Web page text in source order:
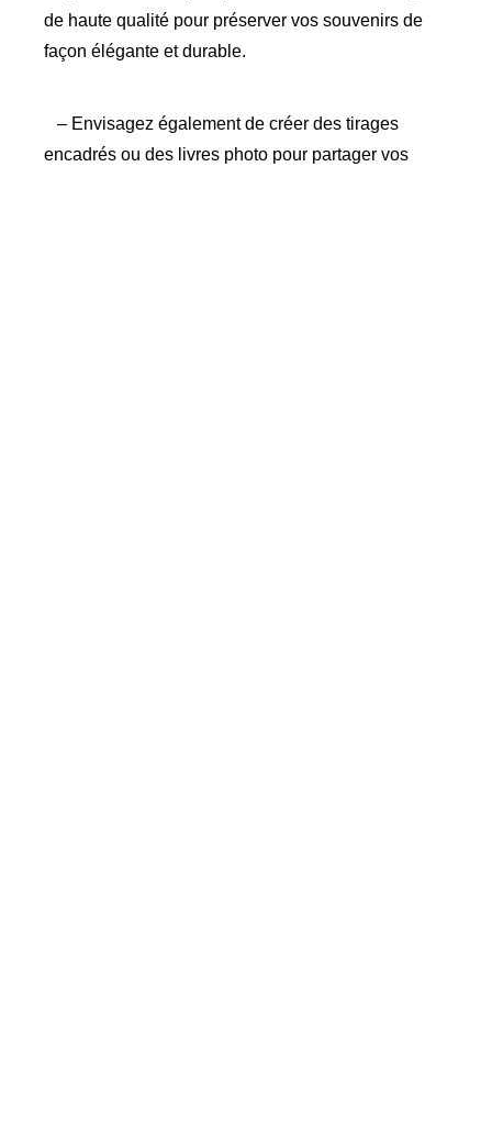
de haute qualité pour préserver vos souvenirs de
façon élégante et durable.
– Envisagez également de créer des tirages
encadrés ou des livres photo pour partager vos